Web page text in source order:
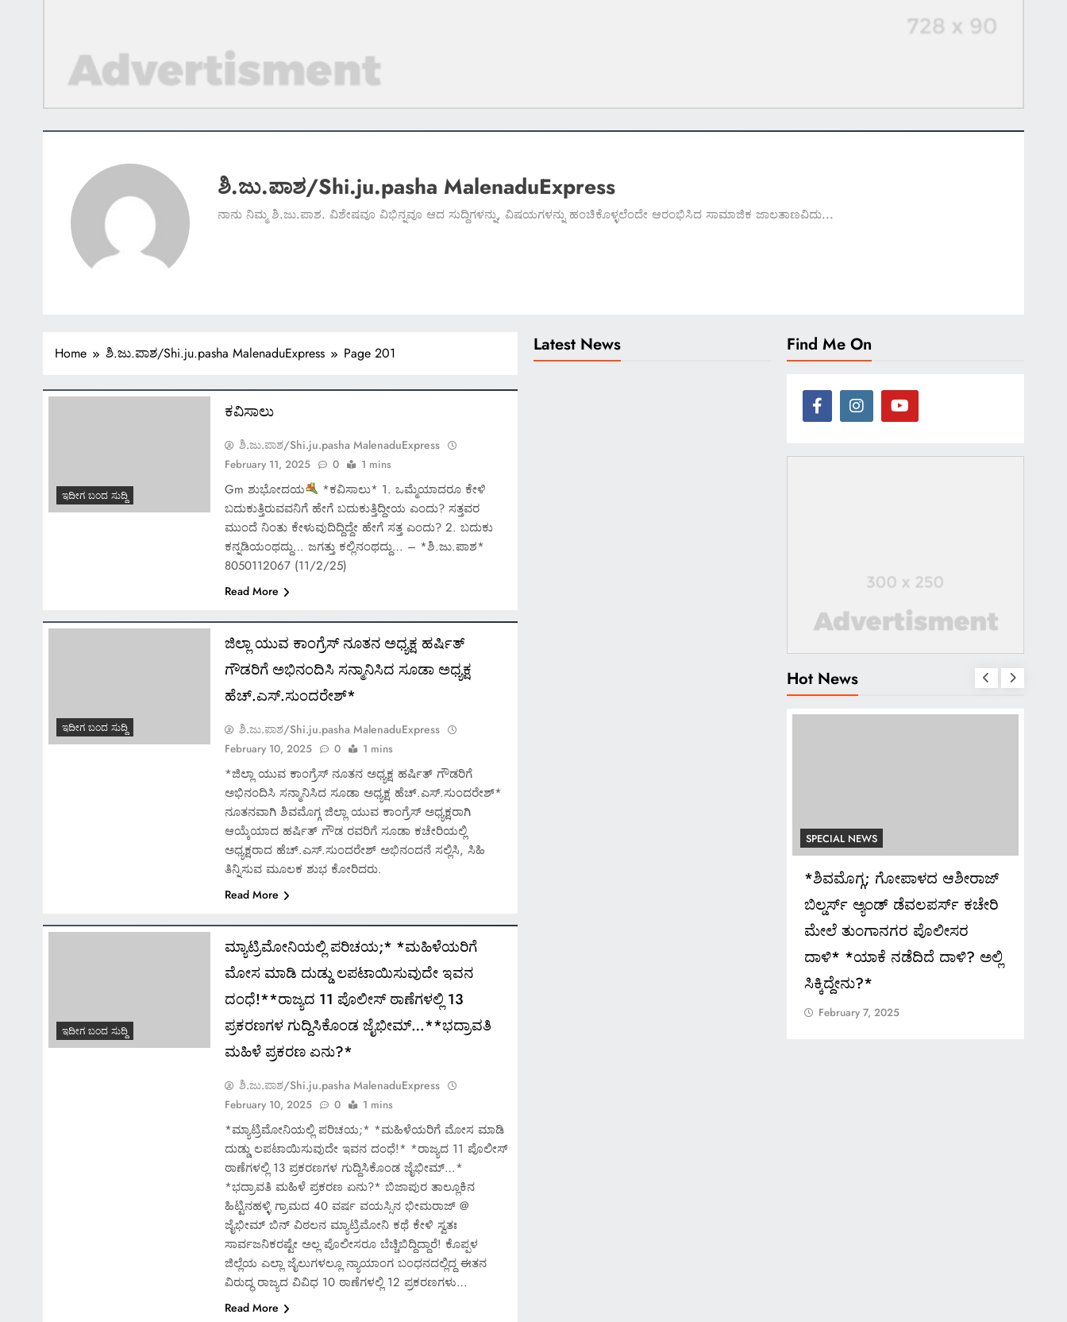
ಶಿ.ಜು.ಪಾಶ/Shi.ju.pasha MalenaduExpress
ನಾನು ನಿಮ್ಮ ಶಿ.ಜು.ಪಾಶ. ವಿಶೇಷವೂ ವಿಭಿನ್ನವೂ ಆದ ಸುದ್ದಿಗಳನ್ನು, ವಿಷಯಗಳನ್ನು ಹಂಚಿಕೊಳ್ಳಲೆಂದೇ ಆರಂಭಿಸಿದ ಸಾಮಾಜಿಕ ಜಾಲತಾಣವಿದು...
Latest News
Home ಶಿ.ಜು.ಪಾಶ/Shi.ju.pasha MalenaduExpress Page 201
ಇದೀಗ ಬಂದ ಸುದ್ದಿ
ಕವಿಸಾಲು
ಶಿ.ಜು.ಪಾಶ/Shi.ju.pasha MalenaduExpress
February 11, 2025 0 1 mins
Gm ಶುಭೋದಯ
*ಕವಿಸಾಲು* 1. ಒಮ್ಮೆಯಾದರೂ ಕೇಳಿ
ಬದುಕುತ್ತಿರುವವನಿಗೆ ಹೇಗೆ ಬದುಕುತ್ತಿದ್ದೀಯ ಎಂದು? ಸತ್ತವರ
ಮುಂದೆ ನಿಂತು ಕೇಳುವುದಿದ್ದಿದ್ದೇ ಹೇಗೆ ಸತ್ತ ಎಂದು? 2. ಬದುಕು
ಕನ್ನಡಿಯಂಥದ್ದು… ಜಗತ್ತು ಕಲ್ಲಿನಂಥದ್ದು… – *ಶಿ.ಜು.ಪಾಶ*
8050112067 (11/2/25)
Read More
ಇದೀಗ ಬಂದ ಸುದ್ದಿ
ಜಿಲ್ಲಾ ಯುವ ಕಾಂಗ್ರೆಸ್ ನೂತನ ಅಧ್ಯಕ್ಷ ಹರ್ಷಿತ್
ಗೌಡರಿಗೆ ಅಭಿನಂದಿಸಿ ಸನ್ಮಾನಿಸಿದ ಸೂಡಾ ಅಧ್ಯಕ್ಷ
ಹೆಚ್.ಎಸ್.ಸುಂದರೇಶ್*
ಶಿ.ಜು.ಪಾಶ/Shi.ju.pasha MalenaduExpress
February 10, 2025 0 1 mins
*ಜಿಲ್ಲಾ ಯುವ ಕಾಂಗ್ರೆಸ್ ನೂತನ ಅಧ್ಯಕ್ಷ ಹರ್ಷಿತ್ ಗೌಡರಿಗೆ
ಅಭಿನಂದಿಸಿ ಸನ್ಮಾನಿಸಿದ ಸೂಡಾ ಅಧ್ಯಕ್ಷ ಹೆಚ್.ಎಸ್.ಸುಂದರೇಶ್*
ನೂತನವಾಗಿ ಶಿವಮೊಗ್ಗ ಜಿಲ್ಲಾ ಯುವ ಕಾಂಗ್ರೆಸ್ ಅಧ್ಯಕ್ಷರಾಗಿ
ಆಯ್ಕೆಯಾದ ಹರ್ಷಿತ್ ಗೌಡ ರವರಿಗೆ ಸೂಡಾ ಕಚೇರಿಯಲ್ಲಿ
ಅಧ್ಯಕ್ಷರಾದ ಹೆಚ್.ಎಸ್.ಸುಂದರೇಶ್ ಅಭಿನಂದನೆ ಸಲ್ಲಿಸಿ, ಸಿಹಿ
ತಿನ್ನಿಸುವ ಮೂಲಕ ಶುಭ ಕೋರಿದರು.
Read More
ಇದೀಗ ಬಂದ ಸುದ್ದಿ
ಮ್ಯಾಟ್ರಿಮೋನಿಯಲ್ಲಿ ಪರಿಚಯ;* *ಮಹಿಳೆಯರಿಗೆ
ಮೋಸ ಮಾಡಿ ದುಡ್ಡು ಲಪಟಾಯಿಸುವುದೇ ಇವನ
ದಂಧೆ!**ರಾಜ್ಯದ 11 ಪೊಲೀಸ್ ಠಾಣೆಗಳಲ್ಲಿ 13
ಪ್ರಕರಣಗಳ ಗುದ್ದಿಸಿಕೊಂಡ ಜೈಭೀಮ್…**ಭದ್ರಾವತಿ
ಮಹಿಳೆ ಪ್ರಕರಣ ಏನು?*
ಶಿ.ಜು.ಪಾಶ/Shi.ju.pasha MalenaduExpress
February 10, 2025 0 1 mins
*ಮ್ಯಾಟ್ರಿಮೋನಿಯಲ್ಲಿ ಪರಿಚಯ;* *ಮಹಿಳೆಯರಿಗೆ ಮೋಸ ಮಾಡಿ
ದುಡ್ಡು ಲಪಟಾಯಿಸುವುದೇ ಇವನ ದಂಧೆ!* *ರಾಜ್ಯದ 11 ಪೊಲೀಸ್
ಠಾಣೆಗಳಲ್ಲಿ 13 ಪ್ರಕರಣಗಳ ಗುದ್ದಿಸಿಕೊಂಡ ಜೈಭೀಮ್…*
*ಭದ್ರಾವತಿ ಮಹಿಳೆ ಪ್ರಕರಣ ಏನು?* ಬಿಜಾಪುರ ತಾಲ್ಲೂಕಿನ
ಹಿಟ್ಟಿನಹಳ್ಳಿ ಗ್ರಾಮದ 40 ವರ್ಷ ವಯಸ್ಸಿನ ಭೀಮರಾಜ್ @
ಜೈಭೀಮ್ ಬಿನ್ ವಿಠಲನ ಮ್ಯಾಟ್ರಿಮೋನಿ ಕಥೆ ಕೇಳಿ ಸ್ವತಃ
ಸಾರ್ವಜನಿಕರಷ್ಟೇ ಅಲ್ಲ ಪೊಲೀಸರೂ ಬೆಚ್ಚಿಬಿದ್ದಿದ್ದಾರೆ! ಕೊಪ್ಪಳ
ಜಿಲ್ಲೆಯ ಎಲ್ಲಾ ಜೈಲುಗಳಲ್ಲೂ ನ್ಯಾಯಾಂಗ ಬಂಧನದಲ್ಲಿದ್ದ ಈತನ
ವಿರುದ್ಧ ರಾಜ್ಯದ ವಿವಿಧ 10 ಠಾಣೆಗಳಲ್ಲಿ 12 ಪ್ರಕರಣಗಳು…
Read More
Find Me On
Hot News
SPECIAL NEWS
*ಶಿವಮೊಗ್ಗ; ಗೋಪಾಳದ ಆಶೀರಾಜ್
ಬಿಲ್ಡರ್ಸ್ ಅ್ಯಂಡ್ ಡೆವಲಪರ್ಸ್ ಕಚೇರಿ
ಮೇಲೆ ತುಂಗಾನಗರ ಪೊಲೀಸರ
ದಾಳಿ* *ಯಾಕೆ ನಡೆದಿದೆ ದಾಳಿ? ಅಲ್ಲಿ
ಸಿಕ್ಕಿದ್ದೇನು?*
February 7, 2025